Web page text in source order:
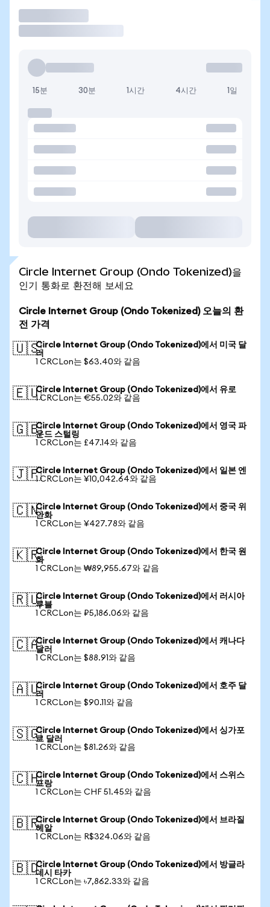
15분 30분 1시간 4시간 1일
Circle Internet Group (Ondo Tokenized)을
인기 통화로 환전해 보세요
Circle Internet Group (Ondo Tokenized) 오늘의 환
전 가격
🇺🇸Circle Internet Group (Ondo Tokenized)에서 미국 달
러
1 CRCLon는 $63.40와 같음
🇪🇺Circle Internet Group (Ondo Tokenized)에서 유로
1 CRCLon는 €55.02와 같음
🇬🇧Circle Internet Group (Ondo Tokenized)에서 영국 파
운드 스털링
1 CRCLon는 £47.14와 같음
🇯🇵Circle Internet Group (Ondo Tokenized)에서 일본 엔
1 CRCLon는 ¥10,042.64와 같음
🇨🇳Circle Internet Group (Ondo Tokenized)에서 중국 위
안화
1 CRCLon는 ¥427.78와 같음
🇰🇷Circle Internet Group (Ondo Tokenized)에서 한국 원
화
1 CRCLon는 ₩89,955.67와 같음
🇷🇺Circle Internet Group (Ondo Tokenized)에서 러시아
루블
1 CRCLon는 ₽5,186.06와 같음
🇨🇦Circle Internet Group (Ondo Tokenized)에서 캐나다
달러
1 CRCLon는 $88.91와 같음
🇦🇺Circle Internet Group (Ondo Tokenized)에서 호주 달
러
1 CRCLon는 $90.11와 같음
🇸🇬Circle Internet Group (Ondo Tokenized)에서 싱가포
르 달러
1 CRCLon는 $81.26와 같음
🇨🇭Circle Internet Group (Ondo Tokenized)에서 스위스
프랑
1 CRCLon는 CHF 51.45와 같음
🇧🇷Circle Internet Group (Ondo Tokenized)에서 브라질
헤알
1 CRCLon는 R$324.06와 같음
🇧🇩Circle Internet Group (Ondo Tokenized)에서 방글라
데시 타카
1 CRCLon는 ৳7,862.33와 같음